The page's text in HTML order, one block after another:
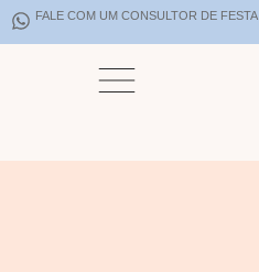
FALE COM UM CONSULTOR DE FESTA